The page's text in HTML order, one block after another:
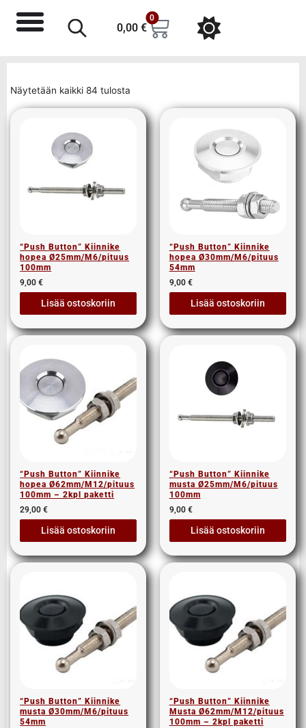
0,00 €
0
Näytetään kaikki 84 tulosta
“Push Button” Kiinnike
hopea Ø25mm/M6/pituus
100mm
9,00€
Lisää ostoskoriin
“Push Button” Kiinnike
hopea Ø30mm/M6/pituus
54mm
9,00 €
Lisää ostoskoriin
“Push Button” Kiinnike
hopea Ø62mm/M12/pituus
100mm – 2kpl paketti
29,00€
Lisää ostoskoriin
“Push Button” Kiinnike
musta Ø25mm/M6/pituus
100mm
9,00 €
Lisää ostoskoriin
“Push Button” Kiinnike
musta Ø30mm/M6/pituus
54mm
“Push Button” Kiinnike
Musta Ø62mm/M12/pituus
100mm – 2kpl paketti